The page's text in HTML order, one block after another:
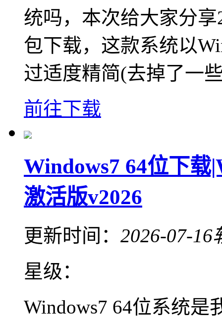
统吗，本次给大家分
包下载，这款系统以
过适度精简(去掉了一
前往下载
Windows7 64位下载
激活版v2026
更新时间： 2026-07-16
星级：
Windows7 64位系统